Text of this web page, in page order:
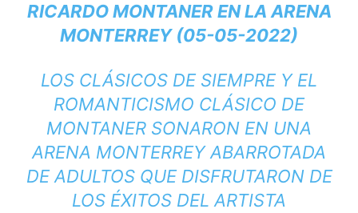
RICARDO MONTANER EN LA ARENA
MONTERREY (05-05-2022)
LOS CLÁSICOS DE SIEMPRE Y EL
ROMANTICISMO CLÁSICO DE
MONTANER SONARON EN UNA
ARENA MONTERREY ABARROTADA
DE ADULTOS QUE DISFRUTARON DE
LOS ÉXITOS DEL ARTISTA